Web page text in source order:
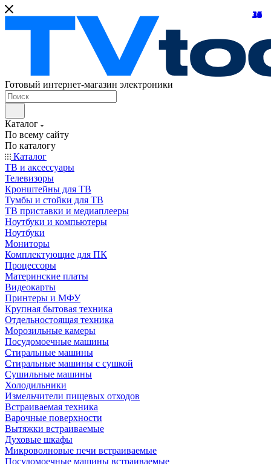
Готовый интернет-магазин электроники
Каталог
По всему сайту
По каталогу
Каталог
ТВ и аксессуары
Телевизоры
Кронштейны для ТВ
Тумбы и стойки для ТВ
ТВ приставки и медиаплееры
Ноутбуки и компьютеры
Ноутбуки
Мониторы
Комплектующие для ПК
Процессоры
Материнские платы
Видеокарты
Принтеры и МФУ
Крупная бытовая техника
Отдельностоящая техника
Морозильные камеры
Посудомоечные машины
Стиральные машины
Стиральные машины с сушкой
Сушильные машины
Холодильники
Измельчители пищевых отходов
Встраиваемая техника
Варочные поверхности
Вытяжки встраиваемые
Духовые шкафы
Микроволновые печи встраиваемые
Посудомоечные машины встраиваемые
21
24
10
7
39
10
8
25
18
32
7
24
31
15
45
26
16
12
27